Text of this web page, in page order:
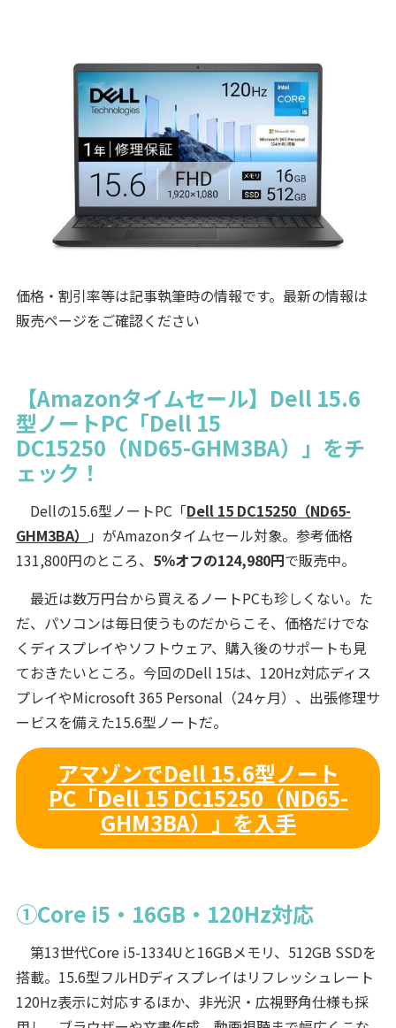
価格・割引率等は記事執筆時の情報です。最新の情報は
販売ページをご確認ください
【Amazonタイムセール】Dell 15.6
型ノートPC「Dell 15
DC15250（ND65-GHM3BA）」をチ
ェック！
Dellの15.6型ノートPC「Dell 15 DC15250（ND65-
GHM3BA）
」がAmazonタイムセール対象。参考価格
131,800円のところ、 5％オフの124,980円で販売中。
最近は数万円台から買えるノートPCも珍しくない。た
だ、パソコンは毎日使うものだからこそ、価格だけでな
くディスプレイやソフトウェア、購入後のサポートも見
ておきたいところ。今回のDell 15は、120Hz対応ディス
プレイやMicrosoft 365 Personal（24ヶ月）、出張修理サ
ービスを備えた15.6型ノートだ。
アマゾンでDell 15.6型ノート
PC「Dell 15 DC15250（ND65-
GHM3BA）」を入手
①Core i5・16GB・120Hz対応
第13世代Core i5-1334Uと16GBメモリ、512GB SSDを
搭載。15.6型フルHDディスプレイはリフレッシュレート
120Hz表示に対応するほか、非光沢・広視野角仕様も採